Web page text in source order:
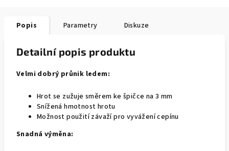
Popis Parametry Diskuze
Detailní popis produktu
Velmi dobrý průnik ledem:
Hrot se zužuje směrem ke špičce na 3 mm
Snížená hmotnost hrotu
Možnost použití závaží pro vyvážení cepínu
Snadná výměna: